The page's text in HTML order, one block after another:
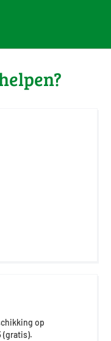
op
(gratis).